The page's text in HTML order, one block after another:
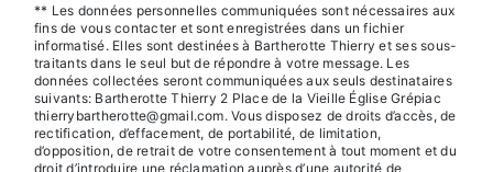
** Les données personnelles communiquées sont nécessaires aux
fins de vous contacter et sont enregistrées dans un fichier
informatisé. Elles sont destinées à Bartherotte Thierry et ses sous-
traitants dans le seul but de répondre à votre message. Les
données collectées seront communiquées aux seuls destinataires
suivants: Bartherotte Thierry 2 Place de la Vieille Église Grépiac
thierrybartherotte@gmail.com. Vous disposez de droits d’accès, de
rectification, d’effacement, de portabilité, de limitation,
d’opposition, de retrait de votre consentement à tout moment et du
droit d’introduire une réclamation auprès d’une autorité de